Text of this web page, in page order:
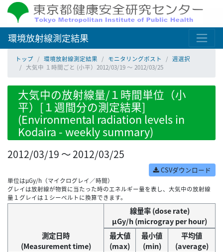
環境放射線測定結果
トップ 環境放射線測定結果 モニタリングポスト
週選択
大気中 １時間ごと (小平）2012/03/19 ～ 2012/03/25
大気中の放射線量/１時間単位（小
平）[１週間分の測定結果]
(Environmental radiation levels in
Kodaira - weekly summary)
2012/03/19 ～ 2012/03/25
CSVダウンロード
単位はμGy/h（マイクログレイ／時間）
グレイは放射線が物質に当たった時のエネルギー量を表し、大気中の放射線
量１グレイは１シーベルトに換算できます。
測定日時
(Measurement time)
線量率 (dose rate)
μGy/h (microgray per hour)
最大値
(max)
最小値
(min)
平均値
(average)